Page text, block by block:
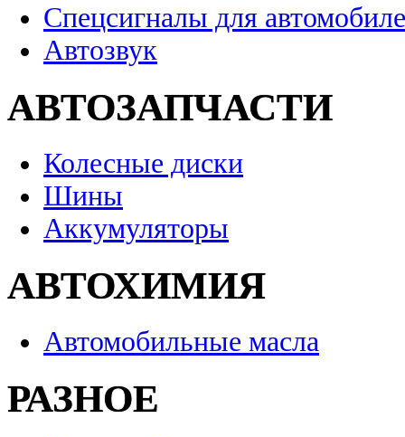
Спецсигналы для
Автозвук
АВТОЗАПЧАСТИ
Колесные диски
Шины
Аккумуляторы
АВТОХИМИЯ
Автомобильные масла
РАЗНОЕ